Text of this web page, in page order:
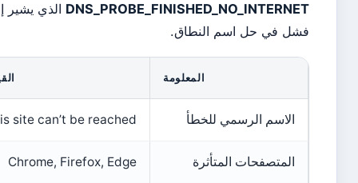
الذي يشير إلى
في حل اسم النطاق.
الاسم الرسمي للخطأ This site can’t be reached
المتصفحات المتأثرة Chrome, Firefox, Edge